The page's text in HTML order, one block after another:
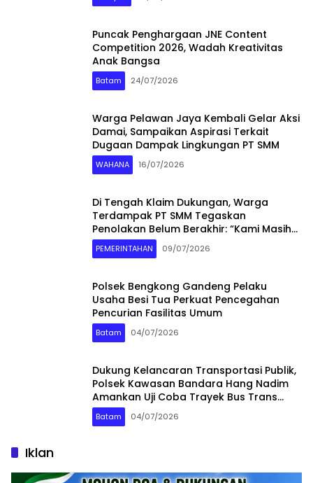
Puncak Penghargaan JNE Content
Competition 2026, Wadah Kreativitas
Anak Bangsa
Batam 24/07/2026
Warga Pelawan Jaya Kembali Gelar Aksi
Damai, Sampaikan Aspirasi Terkait
Dugaan Dampak Lingkungan PT SMM
WAHANA 16/07/2026
Di Tengah Klaim Dukungan, Warga
Terdampak PT SMM Tegaskan
Penolakan Belum Berakhir: “Kami Masih
Merasakan Dampaknya”
PEMERINTAHAN 09/07/2026
Polsek Bengkong Gandeng Pelaku
Usaha Besi Tua Perkuat Pencegahan
Pencurian Fasilitas Umum
Batam 04/07/2026
Dukung Kelancaran Transportasi Publik,
Polsek Kawasan Bandara Hang Nadim
Amankan Uji Coba Trayek Bus Trans
Batam
Batam 04/07/2026
Iklan